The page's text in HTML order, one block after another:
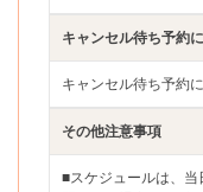
キャンセル待ち予約
キャンセル待ち予約
その他注意事項
■スケジュールは、